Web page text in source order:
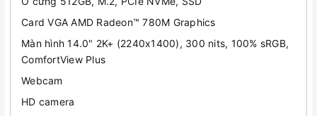
Card VGA AMD Radeon™ 780M Graphics
Màn hình 14.0" 2K+ (2240x1400), 300 nits, 100% sRGB,
ComfortView Plus
Webcam
HD camera